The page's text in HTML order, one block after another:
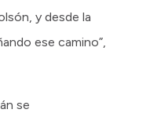
y desde la
ese camino”,
se